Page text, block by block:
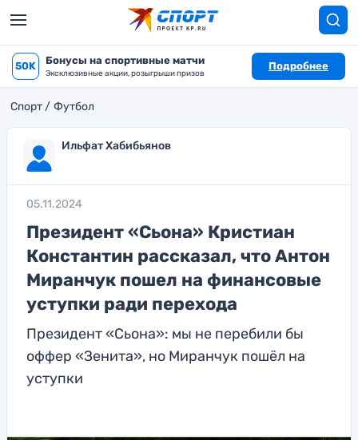
50K Бонусы на спортивные матчи
Эксклюзивные акции, розыгрыши призов
Подробнее
Спорт Футбол
Ильфат Хабибьянов
05.11.2024
Президент «Сьона» Кристиан
Константин рассказал, что Антон
Миранчук пошел на финансовые
уступки ради перехода
Президент «Сьона»: мы не перебили бы
оффер «Зенита», но Миранчук пошёл на
уступки